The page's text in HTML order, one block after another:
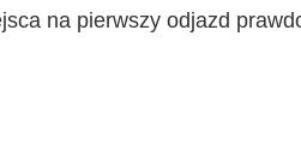
na pierwszy odjazd